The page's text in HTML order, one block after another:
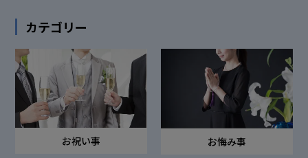
カテゴリー
お祝い事 お悔み事